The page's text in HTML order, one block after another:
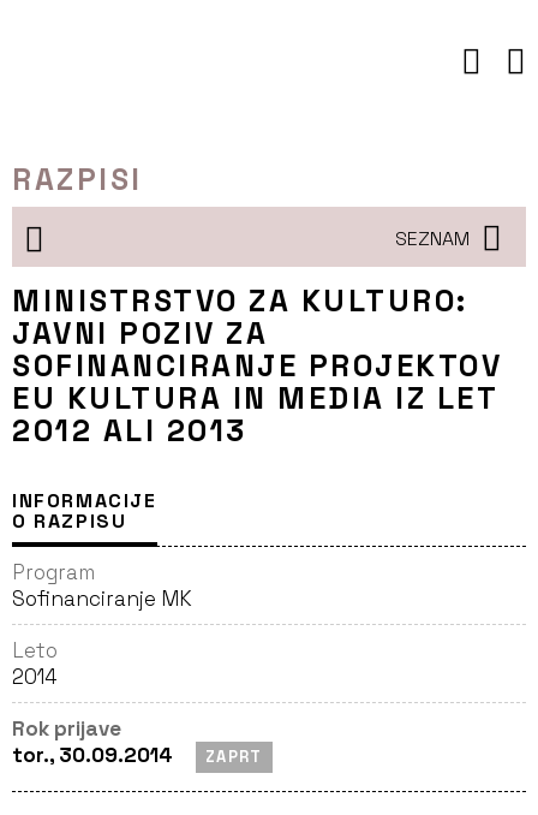
RAZPISI
SEZNAM
MINISTRSTVO ZA KULTURO:
JAVNI POZIV ZA
SOFINANCIRANJE PROJEKTOV
EU KULTURA IN MEDIA IZ LET
2012 ALI 2013
INFORMACIJE
O RAZPISU
Program
Sofinanciranje MK
Leto
2014
Rok prijave
tor., 30.09.2014
ZAPRT